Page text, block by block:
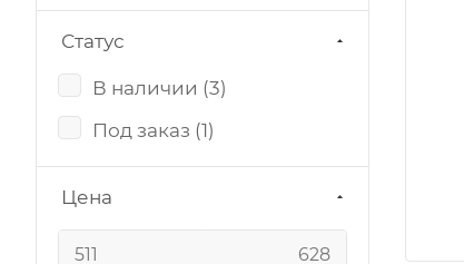
Статус
В наличии (3)
Под заказ (1)
Цена